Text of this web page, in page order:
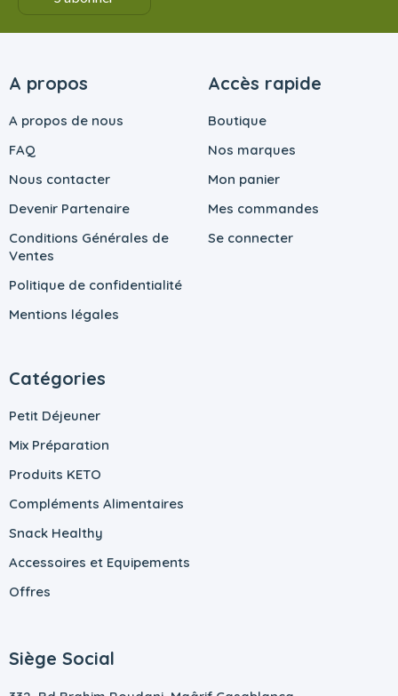
A propos
A propos de nous
FAQ
Nous contacter
Devenir Partenaire
Conditions Générales de
Ventes
Politique de confidentialité
Mentions légales
Accès rapide
Boutique
Nos marques
Mon panier
Mes commandes
Se connecter
Catégories
Petit Déjeuner
Mix Préparation
Produits KETO
Compléments Alimentaires
Snack Healthy
Accessoires et Equipements
Offres
Siège Social